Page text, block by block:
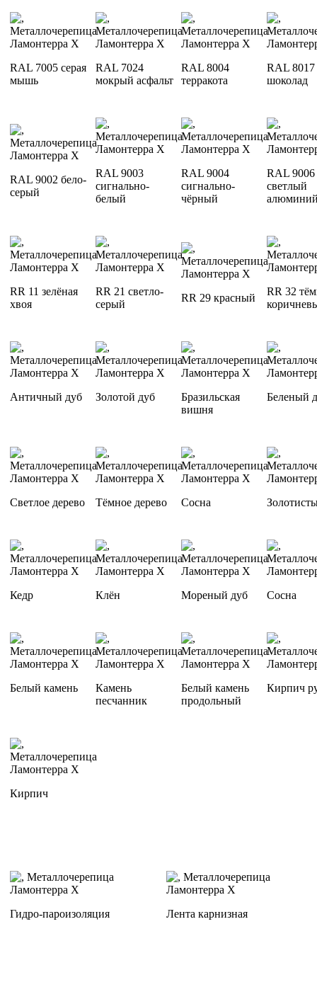
RAL 7005 серая
мышь
RAL 7024
мокрый асфальт
RAL 8004
терракота
RAL 8017
шоколад
RAL 9002 бело-
серый
RAL 9003
сигнально-
белый
RAL 9004
сигнально-
чёрный
RAL 9006
светлый
RR 11 зелёная
хвоя
RR 21 светло-
серый
RR 29 красный
RR 32
Античный дуб Золотой дуб
Бразильская
вишня
Беленый
Светлое дерево Тёмное дерево Сосна
Кедр Клён Мореный дуб Сосна
Белый камень
Камень
песчанник
Белый камень
продольный
Кирпич
Кирпич
Гидро-пароизоляция Лента карнизная